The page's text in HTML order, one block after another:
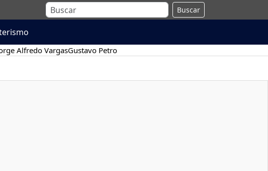
Buscar
Alfredo VargasGustavo Petro